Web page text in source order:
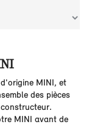
MINI, et
des pièces
MINI avant de